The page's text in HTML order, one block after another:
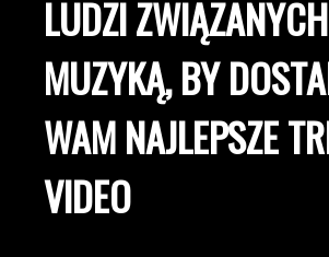
LUDZI
MUZYKĄ, BY
WAM NAJLEPSZE
VIDEO